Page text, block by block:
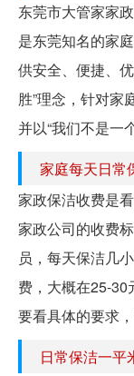
东莞市大管家家
是东莞知名的家
供安全、便捷、
胜”理念，针对家
并以“我们不是一
家庭每天日常
家政保洁收费是
家政公司的收费
员，每天保洁几
费，大概在25-30
要看具体的要求
日常保洁一平